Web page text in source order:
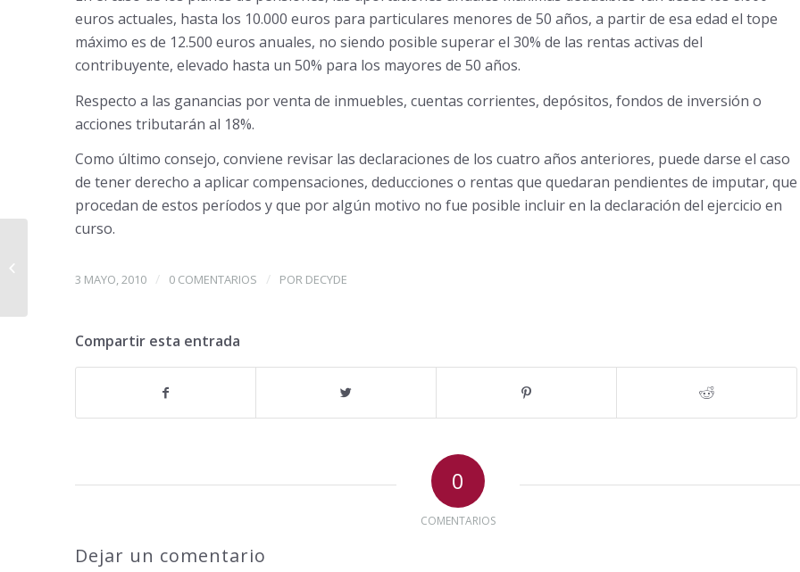
euros actuales, hasta los 10.000 euros para particulares menores de 50 años, a partir de esa edad el tope
máximo es de 12.500 euros anuales, no siendo posible superar el 30% de las rentas activas del
contribuyente, elevado hasta un 50% para los mayores de 50 años.
Respecto a las ganancias por venta de inmuebles, cuentas corrientes, depósitos, fondos de inversión o
acciones tributarán al 18%.
Como último consejo, conviene revisar las declaraciones de los cuatro años anteriores, puede darse el caso
de tener derecho a aplicar compensaciones, deducciones o rentas que quedaran pendientes de imputar, que
procedan de estos períodos y que por algún motivo no fue posible incluir en la declaración del ejercicio en
curso.
3 MAYO, 2010 / 0 COMENTARIOS / POR DECYDE
Compartir esta entrada
0
COMENTARIOS
Dejar un comentario
Trilog�...